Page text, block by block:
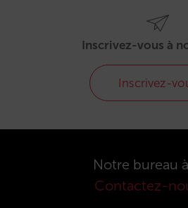
Inscrivez-vous à
Inscrivez-
Notre bureau
Contactez-